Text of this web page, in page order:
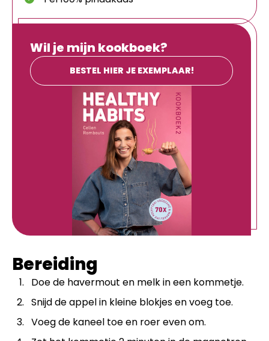
Wil je mijn kookboek?
BESTEL HIER JE EXEMPLAAR!
Bereiding
Doe de havermout en melk in een kommetje.
Snijd de appel in kleine blokjes en voeg toe.
Voeg de kaneel toe en roer even om.